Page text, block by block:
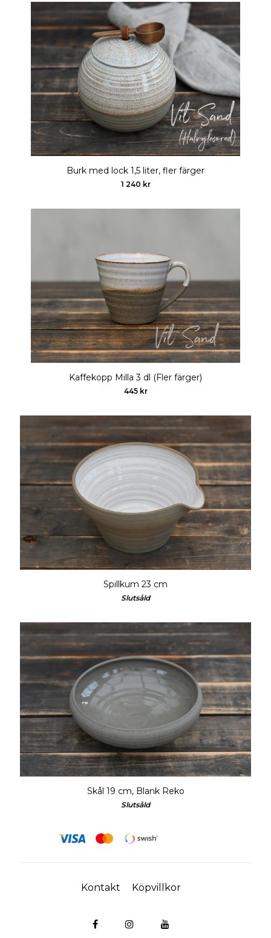
Burk med lock 1,5 liter, fler färger
1 240 kr
Kaffekopp Milla 3 dl (Fler färger)
445 kr
Spillkum 23 cm
Slutsåld
Skål 19 cm, Blank Reko
Slutsåld
Kontakt Köpvillkor